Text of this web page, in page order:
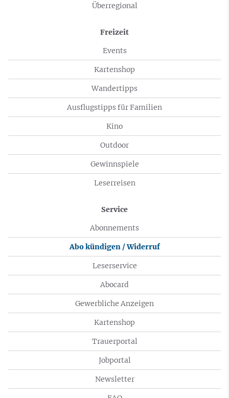
Überregional
Freizeit
Events
Kartenshop
Wandertipps
Ausflugstipps für Familien
Kino
Outdoor
Gewinnspiele
Leserreisen
Service
Abonnements
Abo kündigen / Widerruf
Leserservice
Abocard
Gewerbliche Anzeigen
Kartenshop
Trauerportal
Jobportal
Newsletter